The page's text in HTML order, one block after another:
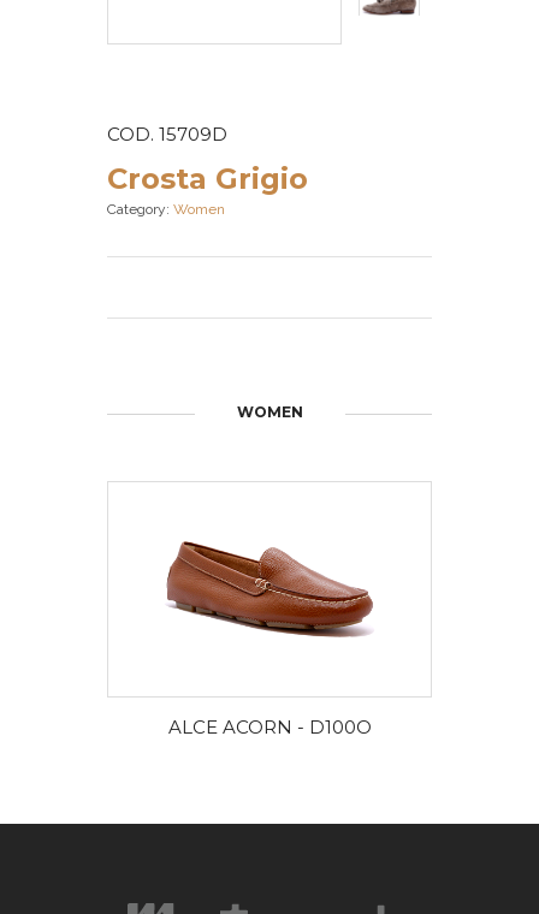
COD. 15709D
Crosta Grigio
Category: Women
WOMEN
DISCOVER MORE
ALCE ACORN - D100O